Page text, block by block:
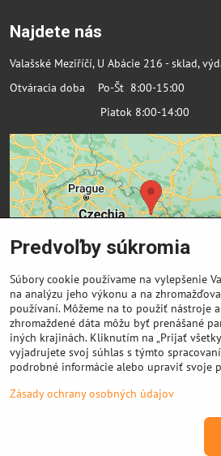
Najdete nás
Valašské Meziříčí, U Abácie 216 - sklad,
Otváracia doba Po-Št 8:00-15:00
Piatok 8:00-14:00
Dôležité odkazy
Výkup cievok
Zásady
Predvoľby súkromia
Súbory cookie používame na vylepšenie
na analýzu jeho výkonu a na
používaní. Môžeme na to použiť nástroje
zhromaždené dáta môžu byť prenášané
iných krajinách. Kliknutím na „Prijať
vyjadrujete svoj súhlas s týmto
podrobné informácie alebo upraviť svoje
Zásady ochrany osobných údajov